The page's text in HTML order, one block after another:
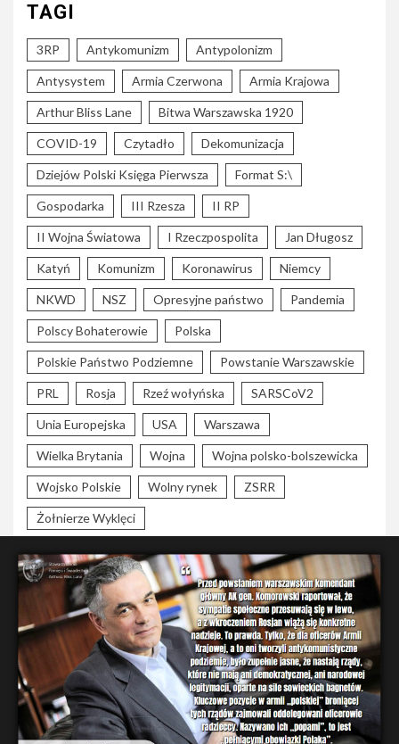
TAGI
3RP Antykomunizm Antypolonizm
Antysystem Armia Czerwona Armia Krajowa
Arthur Bliss Lane Bitwa Warszawska 1920
COVID-19 Czytadło Dekomunizacja
Dziejów Polski Księga Pierwsza Format S:\
Gospodarka III Rzesza II RP
II Wojna Światowa I Rzeczpospolita Jan Długosz
Katyń Komunizm Koronawirus Niemcy
NKWD NSZ Opresyjne państwo Pandemia
Polscy Bohaterowie Polska
Polskie Państwo Podziemne Powstanie Warszawskie
PRL Rosja Rzeź wołyńska SARSCoV2
Unia Europejska USA Warszawa
Wielka Brytania Wojna Wojna polsko-bolszewicka
Wojsko Polskie Wolny rynek ZSRR
Żołnierze Wyklęci